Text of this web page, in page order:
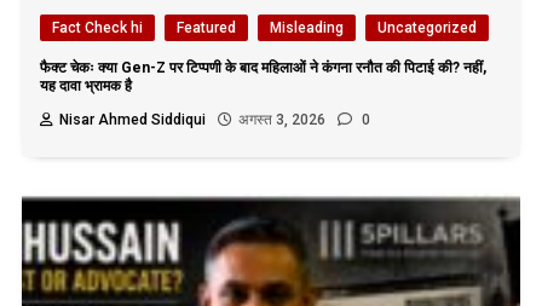
Fact Check hi Featured Misleading Uncategorized
फैक्ट चेकः क्या Gen-Z पर टिप्पणी के बाद महिलाओं ने कंगना रनौत की पिटाई की? नहीं,
यह दावा भ्रामक है
Nisar Ahmed Siddiqui
अगस्त 3, 2026 0